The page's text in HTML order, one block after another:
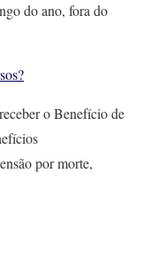
do ano, fora do
o Benefício de
por morte,